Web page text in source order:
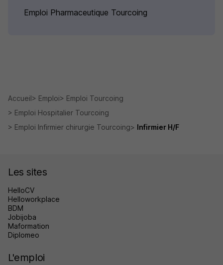
Emploi Pharmaceutique Tourcoing
Accueil Emploi
Emploi Tourcoing
Emploi Hospitalier Tourcoing
Emploi Infirmier chirurgie Tourcoing
Infirmier H/F
Les sites
HelloCV
Helloworkplace
BDM
Jobijoba
Maformation
Diplomeo
L'emploi